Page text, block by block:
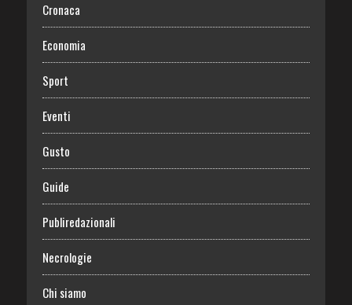
Cronaca
Economia
Sport
Eventi
Gusto
Guide
Publiredazionali
Necrologie
Chi siamo